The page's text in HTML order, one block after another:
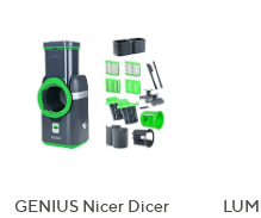
GENIUS Nicer Dicer